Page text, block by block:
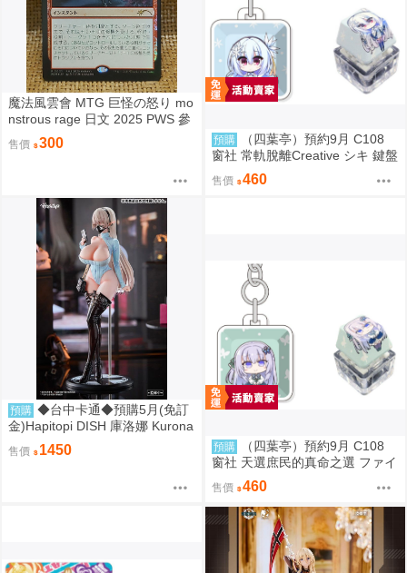
魔法風雲會 MTG 巨怪の怒り mo
nstrous rage 日文 2025 PWS 參
加賞 Promo
售價 300 預購
（四葉亭）預約9月 C108
窗社 常軌脫離Creative シキ 鍵盤
按鍵造型鑰匙圈 0814
售價 460
預購 ◆台中卡通◆預購5月(免訂
金)Hapitopi DISH 庫洛娜 Kurona
盛情邀請 1/6 1107
售價 1450 預購
（四葉亭）預約9月 C108
窗社 天選庶民的真命之選 ファイ
ブ 鍵盤按鍵造型鑰匙圈 0814
售價 460